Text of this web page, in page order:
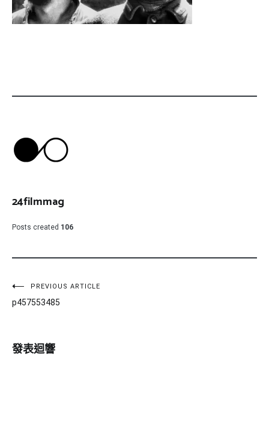
24filmmag
Posts created 106
文
章
導
覽
PREVIOUS ARTICLE
p457553485
發表迴響